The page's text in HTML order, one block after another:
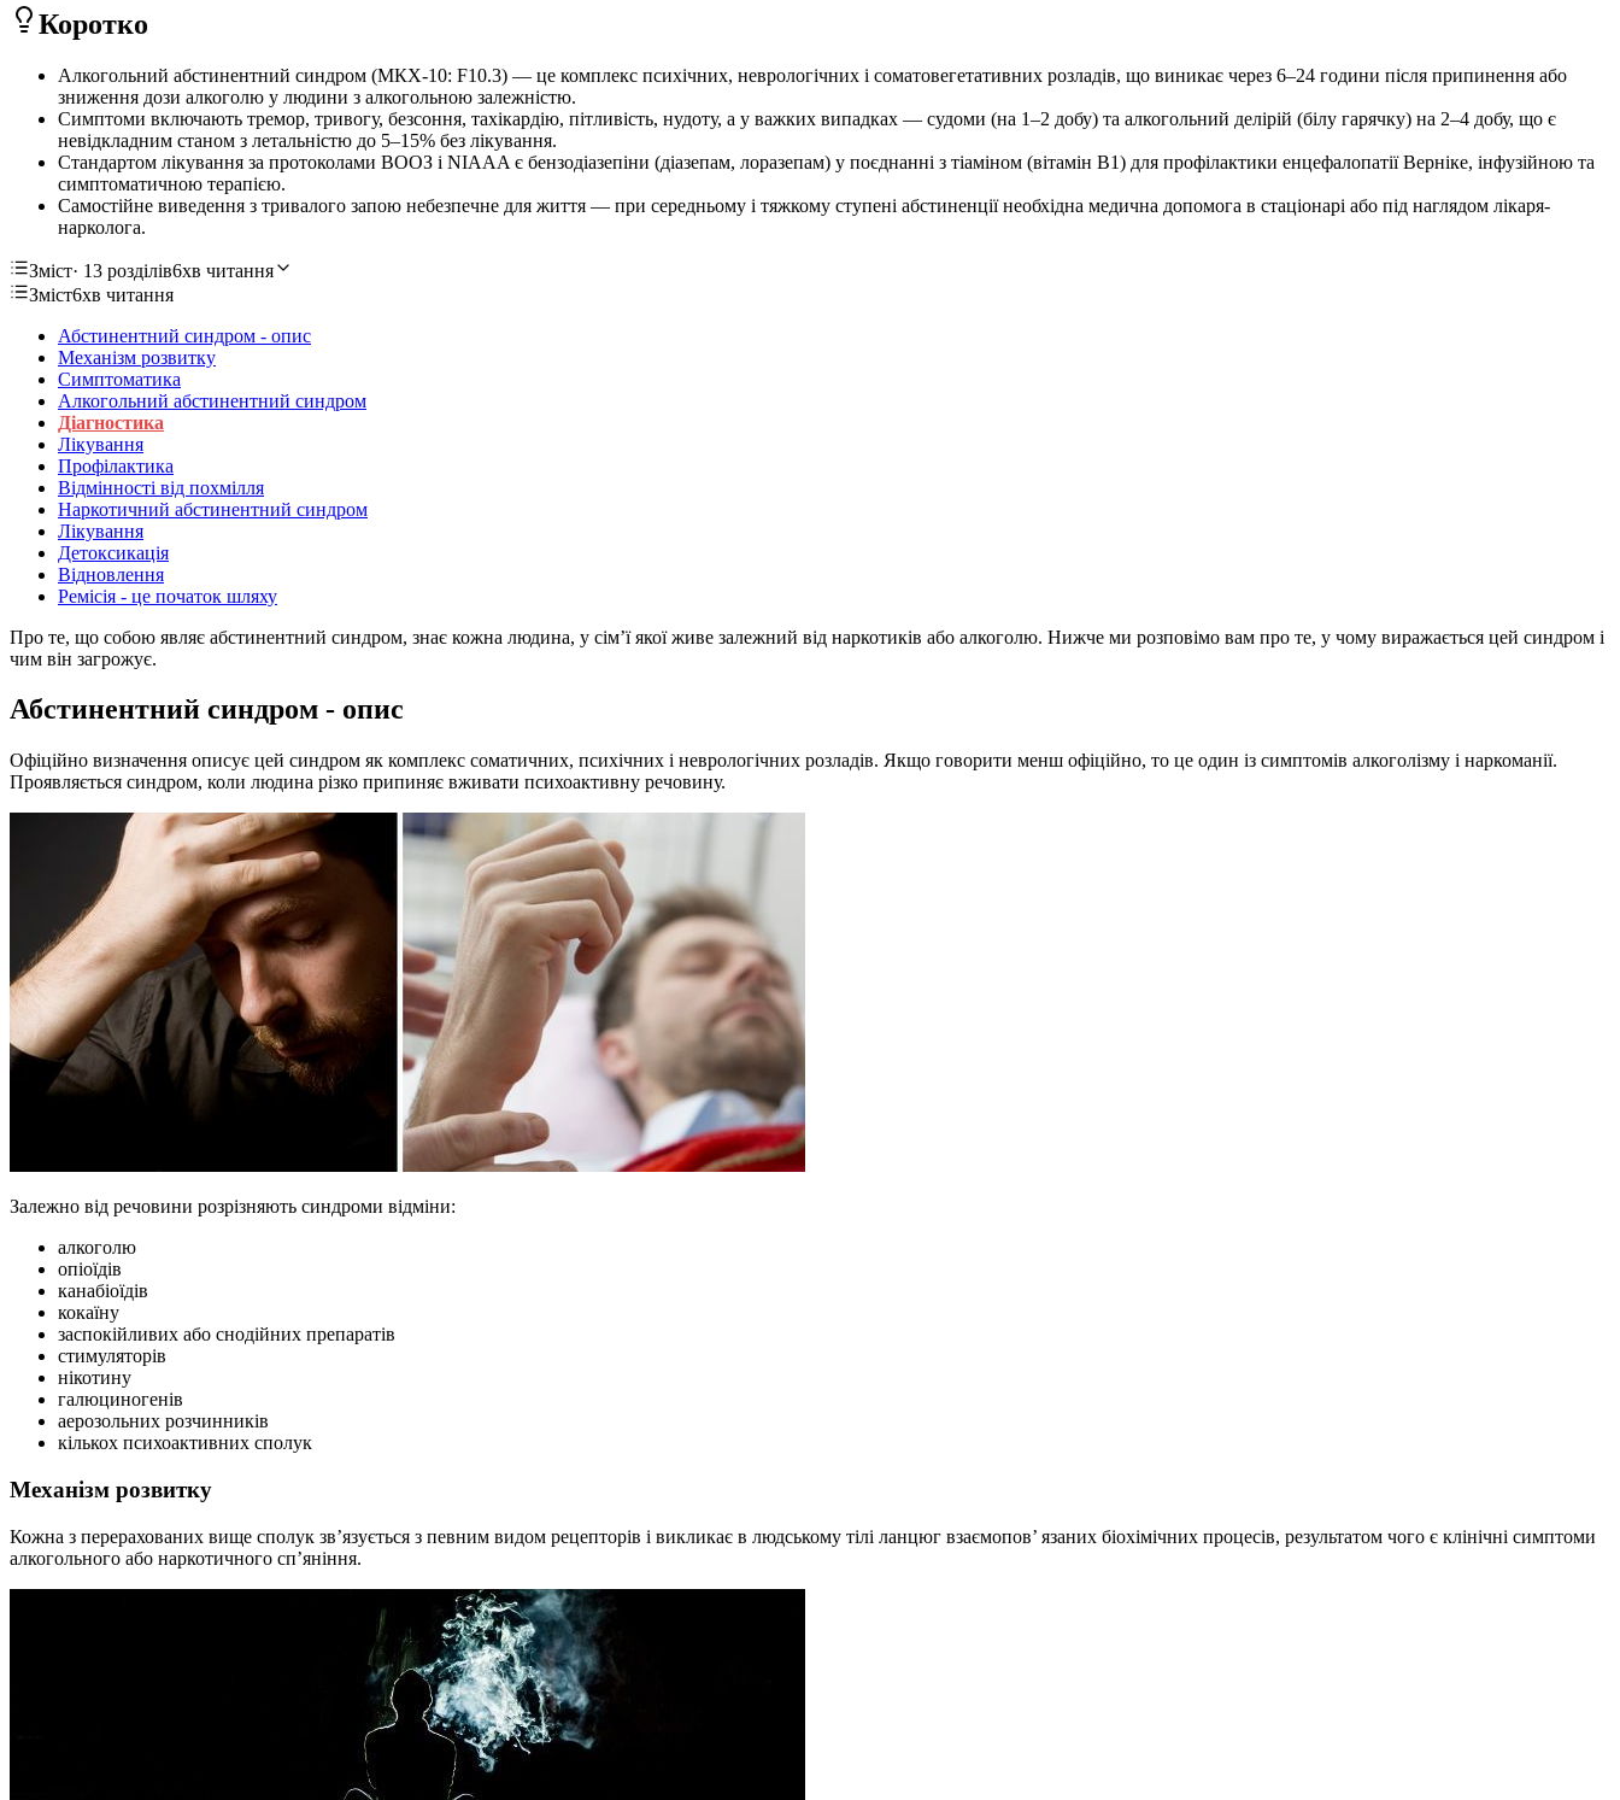
Коротко
Алкогольний абстинентний синдром (МКХ-10: F10.3) — це комплекс психічних, неврологічних і соматовегетативних розладів, що виникає через 6–24 години після припинення або
зниження дози алкоголю у людини з алкогольною залежністю.
Симптоми включають тремор, тривогу, безсоння, тахікардію, пітливість, нудоту, а у важких випадках — судоми (на 1–2 добу) та алкогольний делірій (білу гарячку) на 2–4 добу, що є
невідкладним станом з летальністю до 5–15% без лікування.
Стандартом лікування за протоколами ВООЗ і NIAAA є бензодіазепіни (діазепам, лоразепам) у поєднанні з тіаміном (вітамін B1) для профілактики енцефалопатії Верніке, інфузійною та
симптоматичною терапією.
Самостійне виведення з тривалого запою небезпечне для життя — при середньому і тяжкому ступені абстиненції необхідна медична допомога в стаціонарі або під наглядом лікаря-
нарколога.
Зміст· 13 розділів6хв читання
Зміст6хв читання
Абстинентний синдром - опис
Механізм розвитку
Симптоматика
Алкогольний абстинентний синдром
Діагностика
Лікування
Профілактика
Відмінності від похмілля
Наркотичний абстинентний синдром
Лікування
Детоксикація
Відновлення
Ремісія - це початок шляху
Про те, що собою являє абстинентний синдром, знає кожна людина, у сім’ї якої живе залежний від наркотиків або алкоголю. Нижче ми розповімо вам про те, у чому виражається цей синдром і
чим він загрожує.
Абстинентний синдром - опис
Офіційно визначення описує цей синдром як комплекс соматичних, психічних і неврологічних розладів. Якщо говорити менш офіційно, то це один із симптомів алкоголізму і наркоманії.
Проявляється синдром, коли людина різко припиняє вживати психоактивну речовину.
Залежно від речовини розрізняють синдроми відміни:
алкоголю
опіоїдів
канабіоїдів
кокаїну
заспокійливих або снодійних препаратів
стимуляторів
нікотину
галюциногенів
аерозольних розчинників
кількох психоактивних сполук
Механізм розвитку
Кожна з перерахованих вище сполук зв’язується з певним видом рецепторів і викликає в людському тілі ланцюг взаємопов’ язаних біохімічних процесів, результатом чого є клінічні симптоми
алкогольного або наркотичного сп’яніння.